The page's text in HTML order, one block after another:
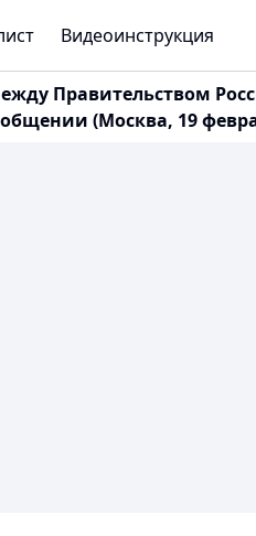
Видеоинструкция
Правительством
(Москва, 19